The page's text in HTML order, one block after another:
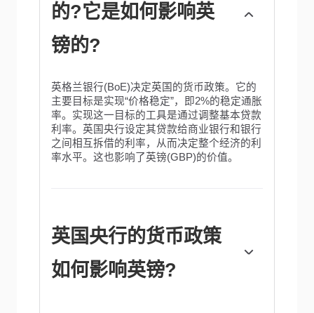
的?它是如何影响英
镑的?
英格兰银行(BoE)决定英国的货币政策。它的
主要目标是实现“价格稳定”，即2%的稳定通胀
率。实现这一目标的工具是通过调整基本贷款
利率。英国央行设定其贷款给商业银行和银行
之间相互拆借的利率，从而决定整个经济的利
率水平。这也影响了英镑(GBP)的价值。
英国央行的货币政策
如何影响英镑?